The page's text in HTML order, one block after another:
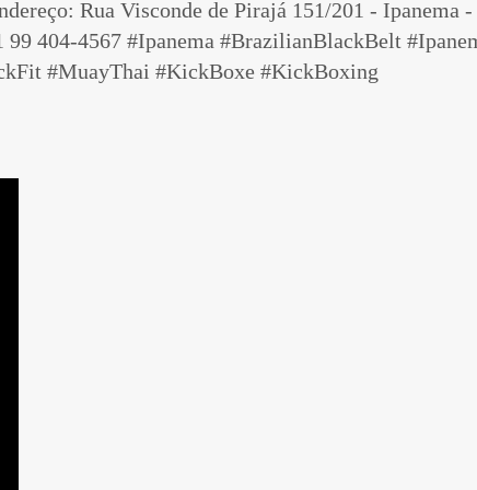
Rua Visconde de Pirajá 151/201 - Ipanema
404-4567 #Ipanema #BrazilianBlackBelt
#MuayThai #KickBoxe #KickBoxing